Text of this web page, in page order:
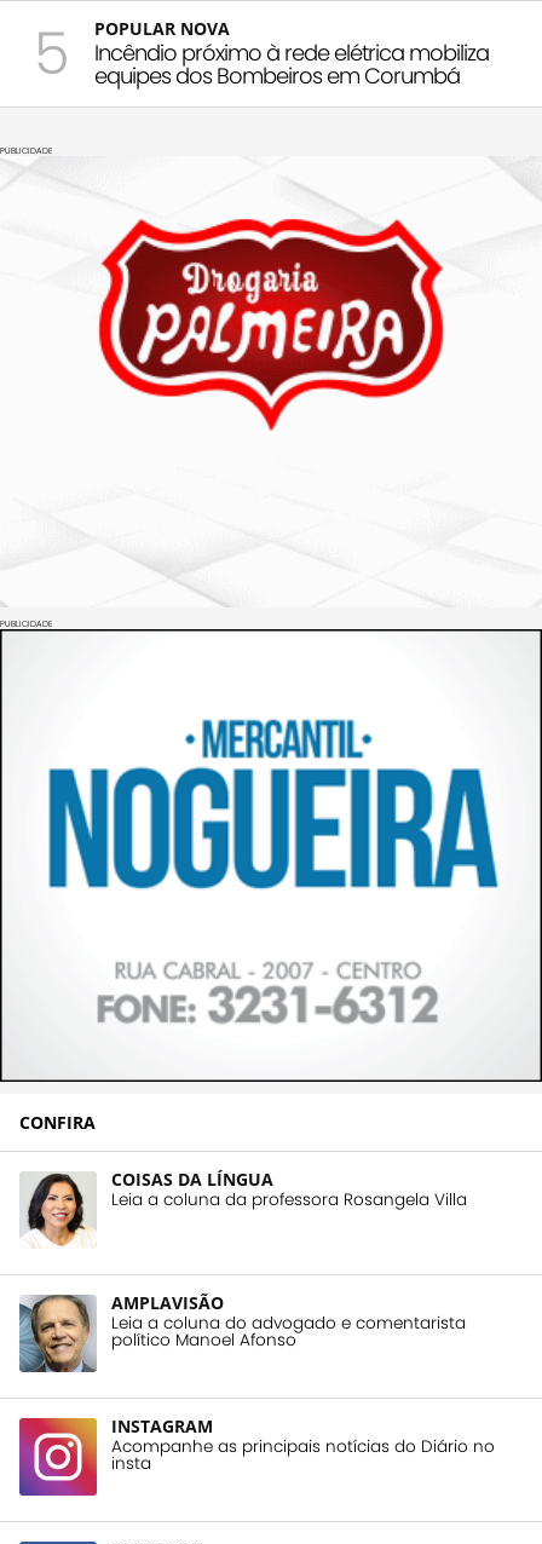
5 POPULAR NOVA
Incêndio próximo à rede elétrica mobiliza
equipes dos Bombeiros em Corumbá
PUBLICIDADE
PUBLICIDADE
CONFIRA
COISAS DA LÍNGUA
Leia a coluna da professora Rosangela Villa
AMPLAVISÃO
Leia a coluna do advogado e comentarista
político Manoel Afonso
INSTAGRAM
Acompanhe as principais notícias do Diário no
insta